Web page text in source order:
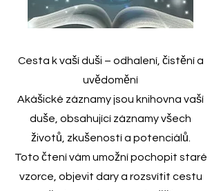
Cesta k vaší duši – odhalení, čistění a
uvědomění
Akášické záznamy jsou knihovna vaší
duše, obsahující záznamy všech
životů, zkušeností a potenciálů.
Toto čtení vám umožní pochopit staré
vzorce, objevit dary a rozsvítit cestu